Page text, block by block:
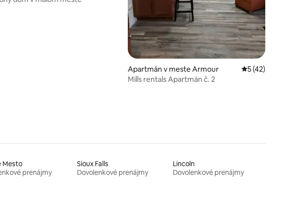
5 z 5, počet hodnotení: 4 Apartmán v meste Armour Priemerné
5 (42)
Mills rentals Apartmán č. 2
Mesto
prenájmy
Sioux Falls
Dovolenkové prenájmy
Lincoln
Dovolenkové prenájmy